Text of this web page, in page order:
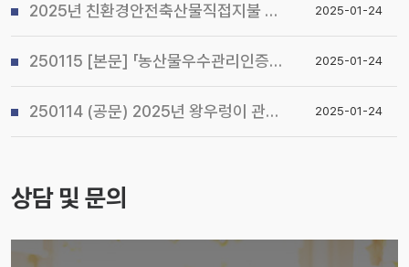
2025년 친환경안전축산물직접지불 사업 시행지침 알림 2025-01-24
250115 [본문] 「농산물우수관리인증(GAP) 기본교육 관리지침」개정 알림 2025-01-24
250114 (공문) 2025년 왕우렁이 관리지침 및 전국 일제 수거기간 운영계획 알림 2025-01-24
상담 및 문의